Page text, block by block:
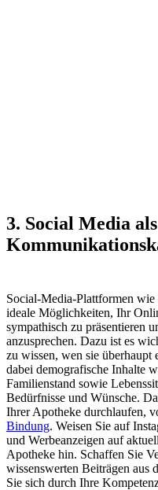
3. Social Media als
Social-Media-Plattformen wie
ideale Möglichkeiten, Ihr
sympathisch zu präsentieren
anzusprechen. Dazu ist es
zu wissen, wen sie
dabei demografische Inhalte
Familienstand sowie
Bedürfnisse und Wünsche.
Ihrer Apotheke durchlaufen,
Bindung. Weisen Sie auf
und Werbeanzeigen auf
Apotheke hin. Schaffen Sie
wissenswerten Beiträgen aus
Sie sich durch Ihre